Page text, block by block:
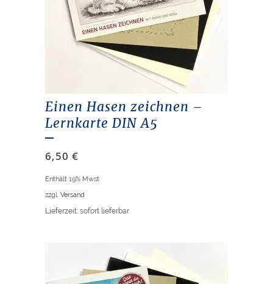
Einen Hasen zeichnen –
Lernkarte DIN A5
6,50 €
Enthält 19% Mwst
zzgl. Versand
Lieferzeit: sofort lieferbar